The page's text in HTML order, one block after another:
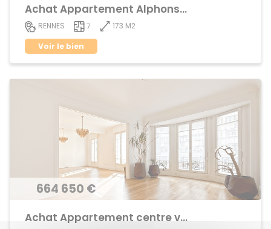
Achat Appartement Alphonse Guerin
RENNES 7
173 M2
Voir le bien
664 650 €
Achat Appartement centre ville